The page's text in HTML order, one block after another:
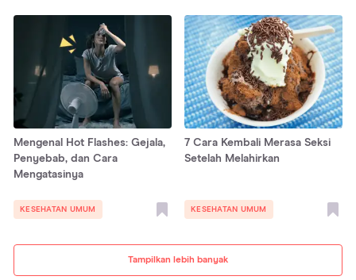
Tampilkan lebih banyak
Mengenal Hot Flashes: Gejala,
Penyebab, dan Cara
Mengatasinya
KESEHATAN UMUM
7 Cara Kembali Merasa Seksi
Setelah Melahirkan
KESEHATAN UMUM